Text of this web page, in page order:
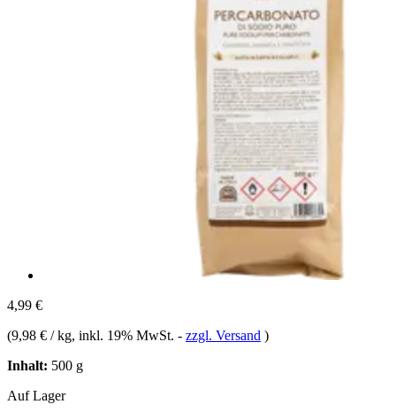
4,99 €
(9,98 € / kg, inkl. 19% MwSt. - zzgl. Versand )
Inhalt: 500 g
Auf Lager